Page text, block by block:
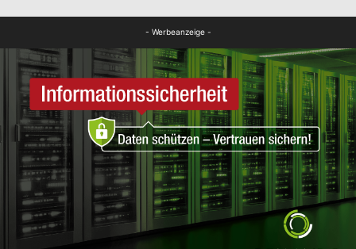
- Werbeanzeige -